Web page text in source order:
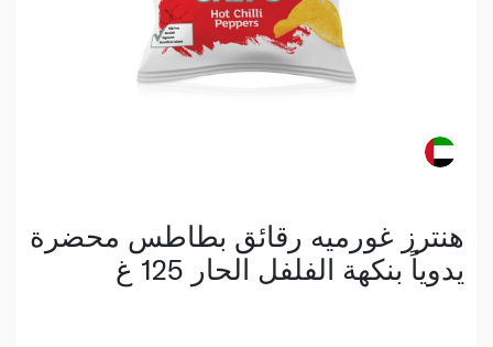
هنترز غورميه رقائق بطاطس محضرة
يدوياً بنكهة الفلفل الحار 125 غ